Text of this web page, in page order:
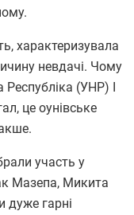
характеризувала
невдачі. Чому
(УНР) І
це оунівське
участь у
Мазепа, Микита
дуже гарні